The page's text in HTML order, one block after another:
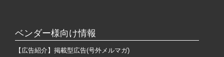
ベンダー様向け情報
【広告紹介】掲載型広告(号外メルマガ)